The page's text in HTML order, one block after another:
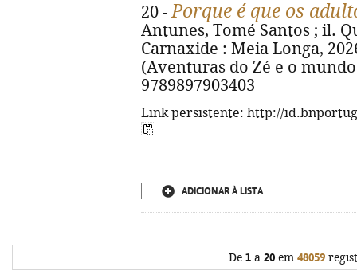
20 -Porque é que os
Antunes, Tomé Santos ; il.
Carnaxide : Meia Longa,
(Aventuras do Zé e o
9789897903403
Link persistente: http://
ADICIONAR À LISTA
De 1 a 20 em 48059